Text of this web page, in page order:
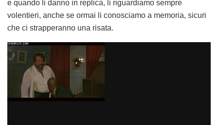
e quando li danno in replica, li riguardiamo sempre
volentieri, anche se ormai li conosciamo a memoria, sicuri
che ci strapperanno una risata.